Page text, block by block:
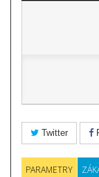
Twitter
PARAMETRY